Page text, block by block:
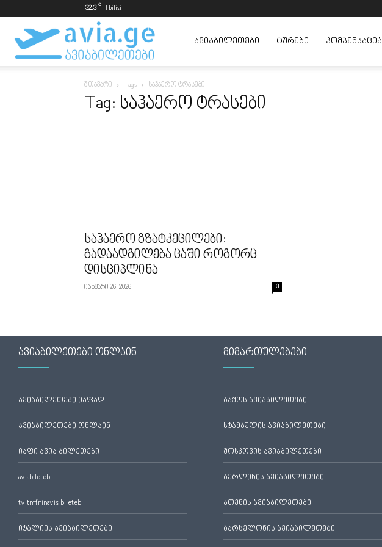
32.3 C Tbilisi
ავიაბილეთები
ყველაზე
ᲐᲕᲘᲐᲑᲘᲚᲔᲗᲔᲑᲘ ᲢᲣᲠᲔᲑᲘ ᲙᲝᲛᲞᲔᲜᲡᲐᲪᲘᲐ
მთავარი Tags საჰაერო ტრასები
Tag: საჰაერო ტრასები
საჰაერო გზატკეცილები:
გადაადგილება ცაში როგორც
დისციპლინა
იანვარი 26, 2026 0
ავიაბილეთები ონლაინ
ავიაბილეთები იაფად
ავიაბილეთები ონლაინ
იაფი ავია ბილეთები
aviabiletebi
tvitmfrinavis biletebi
იტალიის ავიაბილეთები
მიმართულებები
ბაქოს ავიაბილეთები
სტამბულის ავიაბილეთები
მოსკოვის ავიაბილეთები
ბერლინის ავიაბილეთები
ათენის ავიაბილეთები
ბარსელონის ავიაბილეთები